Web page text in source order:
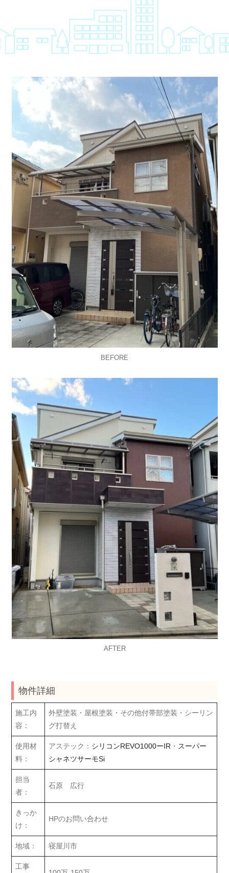
BEFORE
AFTER
物件詳細
施工内
容：
外壁塗装・屋根塗装・その他付帯部塗装・シーリン
グ打替え
使用材
料：
アステック： シリコンREVO1000ーIR ・ スーパー
シャネツサーモSi
担当
者：
石原 広行
きっか
け：
HPのお問い合わせ
地域： 寝屋川市
工事